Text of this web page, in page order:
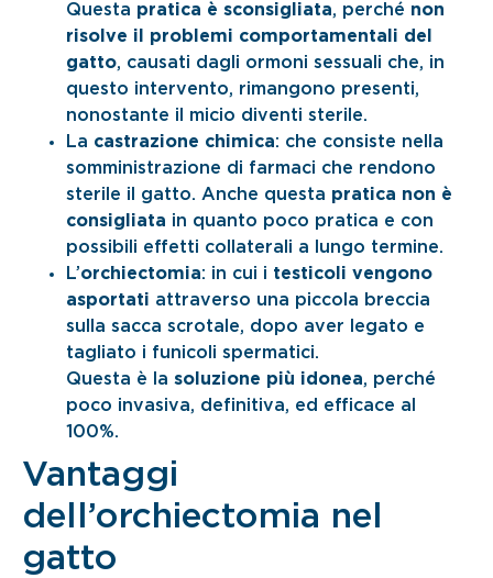
Questa pratica è sconsigliata, perché non
risolve il problemi comportamentali del
gatto, causati dagli ormoni sessuali che, in
questo intervento, rimangono presenti,
nonostante il micio diventi sterile.
La castrazione chimica: che consiste nella
somministrazione di farmaci che rendono
sterile il gatto. Anche questa pratica non è
consigliata in quanto poco pratica e con
possibili effetti collaterali a lungo termine.
L’orchiectomia: in cui i testicoli vengono
asportati attraverso una piccola breccia
sulla sacca scrotale, dopo aver legato e
tagliato i funicoli spermatici.
Questa è la soluzione più idonea, perché
poco invasiva, definitiva, ed efficace al
100%.
Vantaggi
dell’orchiectomia nel
gatto